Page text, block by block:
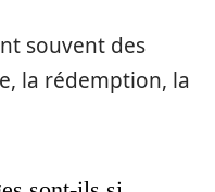
souvent des
la rédemption, la